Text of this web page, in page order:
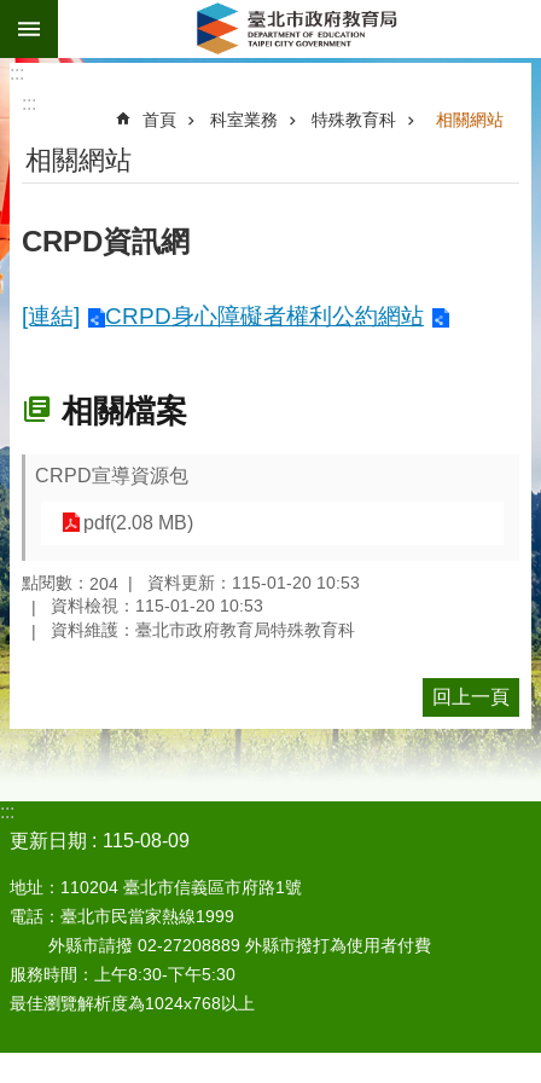
跳到主要內容區塊
:::
:::
首頁 科室業務 特殊教育科 相關網站
相關網站
CRPD資訊網
[連結] CRPD身心障礙者權利公約網站
相關檔案
CRPD宣導資源包
pdf(2.08 MB)
點閱數： 204
資料更新：115-01-20 10:53
資料檢視：115-01-20 10:53
資料維護：臺北市政府教育局特殊教育科
回上一頁
:::
更新日期
115-08-09
地址：110204 臺北市信義區市府路1號
電話：臺北市民當家熱線1999
外縣市請撥 02-27208889 外縣市撥打為使用者付費
服務時間：上午8:30-下午5:30
最佳瀏覽解析度為1024x768以上